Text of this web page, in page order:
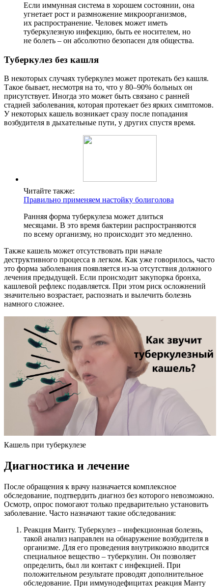
Если иммунная система в хорошем состоянии, она
угнетает рост и размножение микроорганизмов,
их распространение. Человек может иметь
туберкулезную инфекцию, быть ее носителем, но
не болеть – он абсолютно безопасен для общества.
Туберкулез без кашля
В некоторых случаях туберкулез может протекать без кашля.
Такое бывает, несмотря на то, что у 80–90% больных он
присутствует. Иногда это может быть связано с ранней
стадией заболевания, которая протекает без ярких симптомов.
У некоторых кашель возникает сразу после попадания
возбудителя в дыхательные пути, у других спустя время.
Читайте также:
Правильно применяем настойку болиголова
Ранняя форма туберкулеза может длиться
месяцами. В это время бактерии распространяются
по всему организму, но происходит это медленно.
Также кашель может отсутствовать при начале
деструктивного процесса в легком. Как уже говорилось, часто
это форма заболевания появляется из-за отсутствия должного
лечения предыдущей. Если происходит закупорка бронха,
кашлевой рефлекс подавляется. При этом риск осложнений
значительно возрастает, распознать и вылечить болезнь
намного сложнее.
Кашель при туберкулезе
Диагностика и лечение
После обращения к врачу назначается комплексное
обследование, подтвердить диагноз без которого невозможно.
Осмотр, опрос помогают только предварительно установить
заболевание. Часто назначают такие обследования:
Реакция Манту. Туберкулез – инфекционная болезнь,
такой анализ направлен на обнаружение возбудителя в
организме. Для его проведения внутрикожно вводится
специальное вещество – туберкулин. Он позволяет
определить, был ли контакт с инфекцией. При
положительном результате проводят дополнительное
обследование. При иммунодефицитах реакция Манту